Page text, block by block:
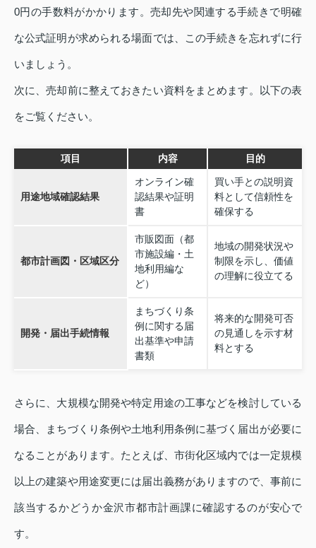
0円の手数料がかかります。売却先や関連する手続きで明確
な公式証明が求められる場面では、この手続きを忘れずに行
いましょう。
次に、売却前に整えておきたい資料をまとめます。以下の表
をご覧ください。
項目 内容 目的
用途地域確認結果
オンライン確
認結果や証明
書
買い手との説明資
料として信頼性を
確保する
都市計画図・区域区分
市販図面（都
市施設編・土
地利用編な
ど）
地域の開発状況や
制限を示し、価値
の理解に役立てる
開発・届出手続情報
まちづくり条
例に関する届
出基準や申請
書類
将来的な開発可否
の見通しを示す材
料とする
さらに、大規模な開発や特定用途の工事などを検討している
場合、まちづくり条例や土地利用条例に基づく届出が必要に
なることがあります。たとえば、市街化区域内では一定規模
以上の建築や用途変更には届出義務がありますので、事前に
該当するかどうか金沢市都市計画課に確認するのが安心で
す。